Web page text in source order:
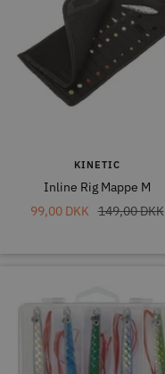
KINETIC
Inline Rig Mappe M
Tilbudspris
99,00 DKK Normal
149,00 DKK